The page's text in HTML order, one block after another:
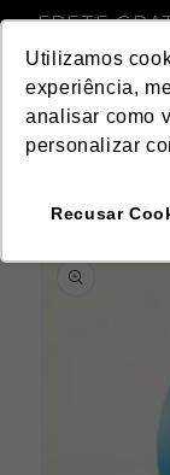
Utilizamos
experiência,
analisar como
personalizar
Recusar
para o
conteúdo
FRETE
informações